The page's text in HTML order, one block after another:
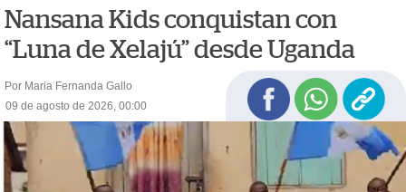
Nansana Kids conquistan con
“Luna de Xelajú” desde Uganda
Por Maria Fernanda Gallo
09 de agosto de 2026, 00:00